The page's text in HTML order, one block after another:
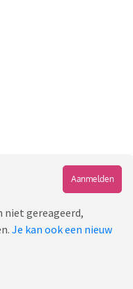
Aanmelden
niet gereageerd,
Je kan ook een nieuw